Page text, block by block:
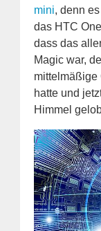
mini, denn
das HTC
dass das
Magic war,
mittelmäßige
hatte und
Himmel